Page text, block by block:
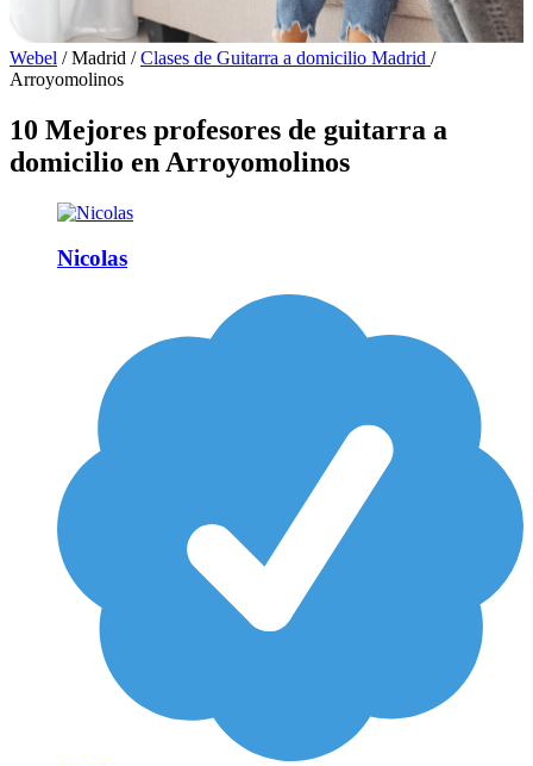
Webel / Madrid / Clases de Guitarra a domicilio Madrid /
Arroyomolinos
10 Mejores profesores de guitarra a
domicilio en Arroyomolinos
Nicolas